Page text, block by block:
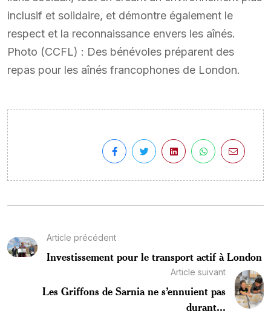
inclusif et solidaire, et démontre également le
respect et la reconnaissance envers les aînés.
Photo (CCFL) : Des bénévoles préparent des
repas pour les aînés francophones de London.
Article précédent
Investissement pour le transport actif à London
Article suivant
Les Griffons de Sarnia ne s’ennuient pas
durant...